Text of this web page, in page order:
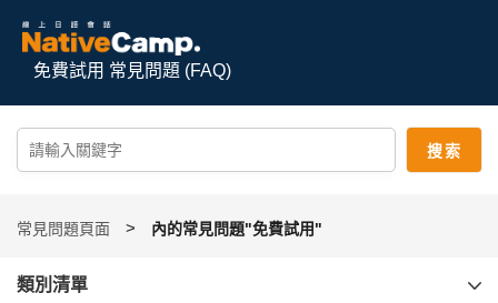
免費試用 常見問題 (FAQ)
常見問題頁面 內的常見問題"免費試用"
類別清單